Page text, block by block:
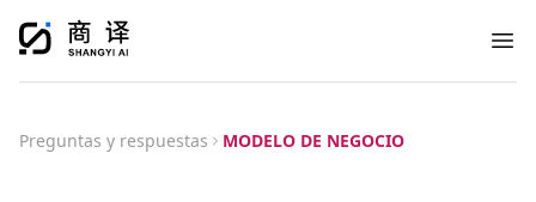
Preguntas y respuestas MODELO DE NEGOCIO